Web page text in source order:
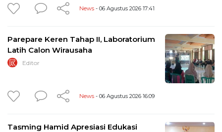
News - 06 Agustus 2026 17:41
Parepare Keren Tahap II, Laboratorium
Latih Calon Wirausaha
Editor
News - 06 Agustus 2026 16:09
Tasming Hamid Apresiasi Edukasi